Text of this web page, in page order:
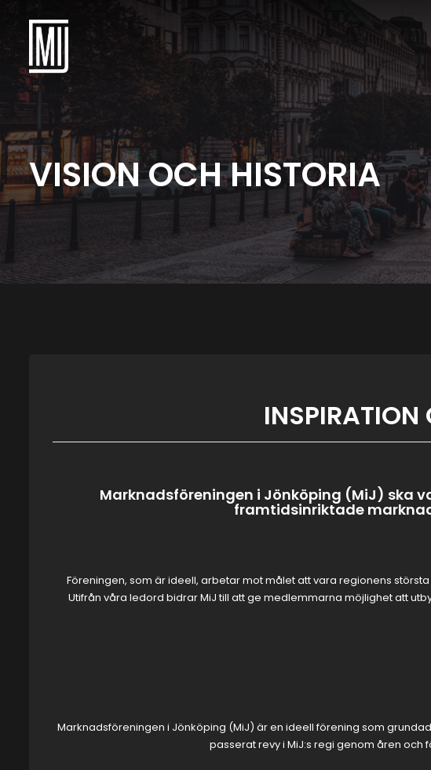
VISION OCH HISTORIA
Marknadsföreningen i Jönköping (MiJ) ska
framtidsinriktade
Föreningen, som är ideell, arbetar mot målet att vara regionens
Utifrån våra ledord bidrar MiJ till att ge medlemmarna möjlighet att
Marknadsföreningen i Jönköping (MiJ) är en ideell förening som
passerat revy i MiJ:s regi genom åren